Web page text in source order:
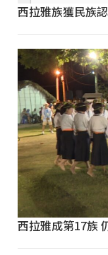
西拉雅族獲民族
西拉雅成第17族